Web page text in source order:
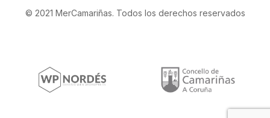
© 2021 MerCamariñas. Todos los derechos reservados